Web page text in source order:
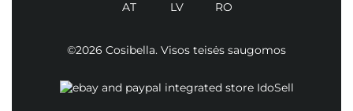
AT LV RO
©2026 Cosibella. Visos teisės saugomos